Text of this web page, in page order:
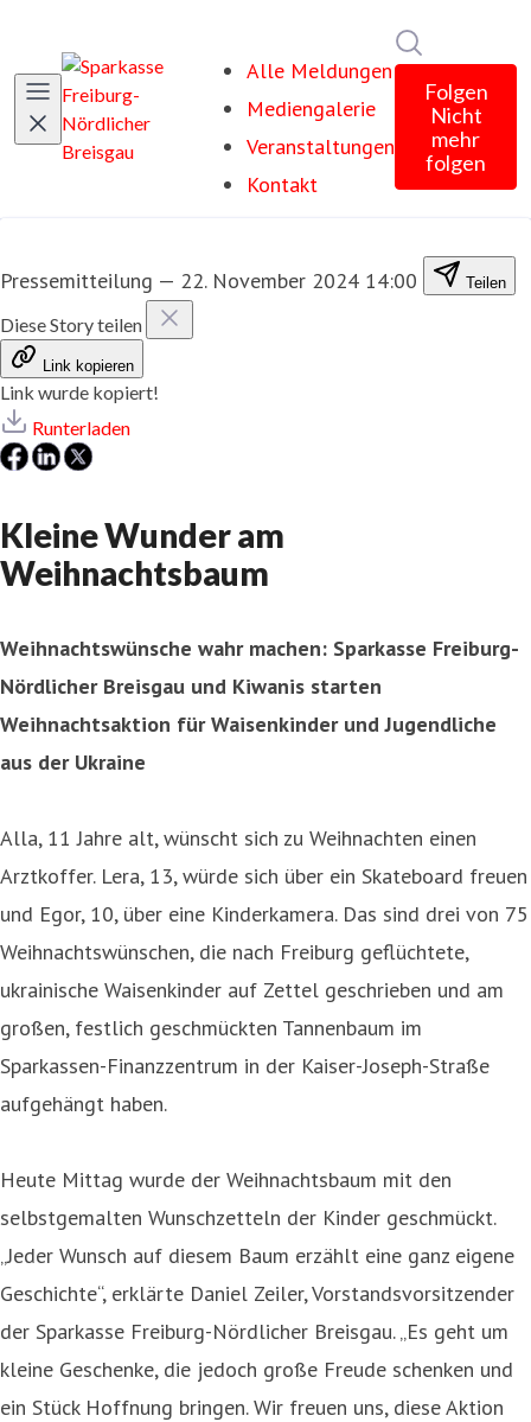
Alle Meldungen
Mediengalerie
Veranstaltungen
Kontakt
Folgen
Nicht
mehr
folgen
Pressemitteilung — 22. November 2024 14:00 Teilen
Diese Story teilen
Link kopieren
Link wurde kopiert!
Runterladen
Kleine Wunder am
Weihnachtsbaum
Weihnachtswünsche wahr machen: Sparkasse Freiburg-
Nördlicher Breisgau und Kiwanis starten
Weihnachtsaktion für Waisenkinder und Jugendliche
aus der Ukraine
Alla, 11 Jahre alt, wünscht sich zu Weihnachten einen
Arztkoffer. Lera, 13, würde sich über ein Skateboard freuen
und Egor, 10, über eine Kinderkamera. Das sind drei von 75
Weihnachtswünschen, die nach Freiburg geflüchtete,
ukrainische Waisenkinder auf Zettel geschrieben und am
großen, festlich geschmückten Tannenbaum im
Sparkassen-Finanzzentrum in der Kaiser-Joseph-Straße
aufgehängt haben.
Heute Mittag wurde der Weihnachtsbaum mit den
selbstgemalten Wunschzetteln der Kinder geschmückt.
„Jeder Wunsch auf diesem Baum erzählt eine ganz eigene
Geschichte“, erklärte Daniel Zeiler, Vorstandsvorsitzender
der Sparkasse Freiburg-Nördlicher Breisgau. „Es geht um
kleine Geschenke, die jedoch große Freude schenken und
ein Stück Hoffnung bringen. Wir freuen uns, diese Aktion